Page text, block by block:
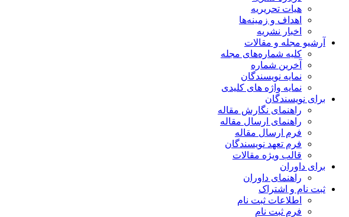
هیات تحریریه
اهداف و زمینه‌ها
اخبار نشریه
آرشیو مجله و مقالات
کلیه شماره‌های مجله
آخرین شماره
نمایه نویسندگان
نمایه واژه های کلیدی
برای نویسندگان
راهنمای نگارش مقاله
راهنمای ارسال مقاله
فرم ارسال مقاله
فرم تعهد نویسندگان
قالب ویژه مقالات
برای داوران
راهنمای داوران
ثبت نام و اشتراک
اطلاعات ثبت نام
فرم ثبت نام